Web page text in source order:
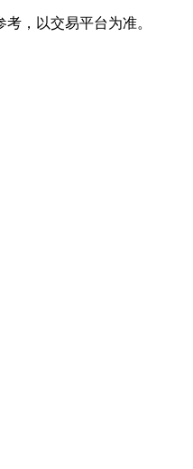
，以交易平台为准。